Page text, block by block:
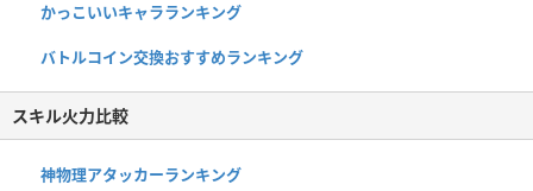
かっこいいキャラランキング
バトルコイン交換おすすめランキング
スキル火力比較
神物理アタッカーランキング